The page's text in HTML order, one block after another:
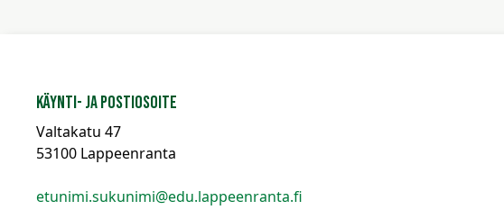
Käynti- ja postiosoite
Valtakatu 47
53100 Lappeenranta
etunimi.sukunimi@edu.lappeenranta.fi